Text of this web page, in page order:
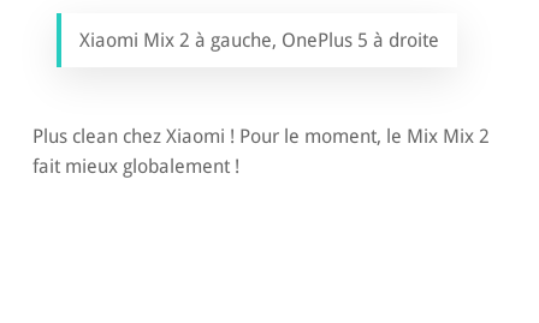
Xiaomi Mix 2 à gauche, OnePlus 5 à droite
Plus clean chez Xiaomi ! Pour le moment, le Mix Mix 2
fait mieux globalement !